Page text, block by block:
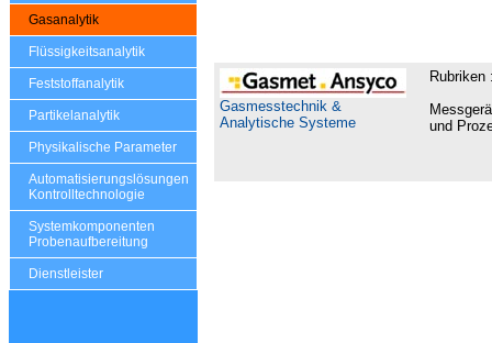
Gasanalytik
Flüssigkeitsanalytik
Feststoffanalytik
Partikelanalytik
Physikalische Parameter
Automatisierungslösungen
Kontrolltechnologie
Systemkomponenten
Probenaufbereitung
Dienstleister
Gasmesstechnik &
Analytische Systeme
und